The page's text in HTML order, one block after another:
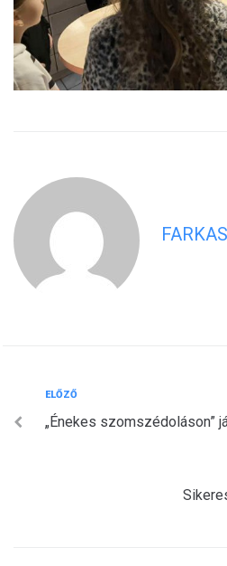
Bejegyzés
navigáció
Előző
ELŐZŐ
„Énekes szomszédoláson”